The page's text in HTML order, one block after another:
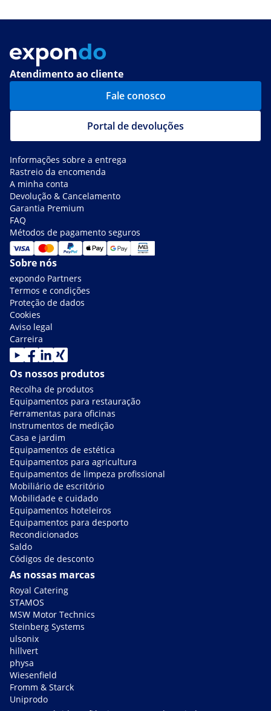
Atendimento ao cliente
Fale conosco
Portal de devoluções
Informações sobre a entrega
Rastreio da encomenda
A minha conta
Devolução & Cancelamento
Garantia Premium
FAQ
Métodos de pagamento seguros
Sobre nós
expondo Partners
Termos e condições
Proteção de dados
Cookies
Aviso legal
Carreira
Os nossos produtos
Recolha de produtos
Equipamentos para restauração
Ferramentas para oficinas
Instrumentos de medição
Casa e jardim
Equipamentos de estética
Equipamentos para agricultura
Equipamentos de limpeza profissional
Mobiliário de escritório
Mobilidade e cuidado
Equipamentos hoteleiros
Equipamentos para desporto
Recondicionados
Saldo
Códigos de desconto
As nossas marcas
Royal Catering
STAMOS
MSW Motor Technics
Steinberg Systems
ulsonix
hillvert
physa
Wiesenfield
Fromm & Starck
Uniprodo